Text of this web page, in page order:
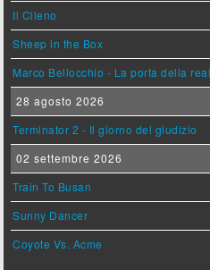
Il Cileno
Sheep in the Box
Marco Bellocchio - La porta della
28 agosto 2026
Terminator 2 - Il giorno del giudizio
02 settembre 2026
Train To Busan
Sunny Dancer
Coyote Vs. Acme